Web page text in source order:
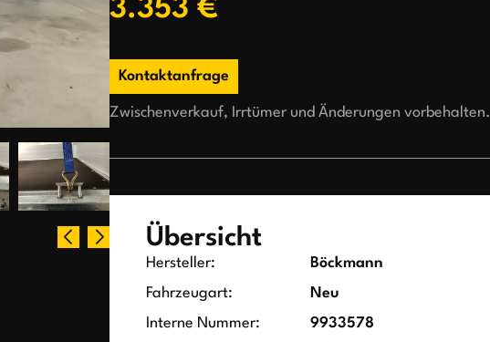
3.353 €
Kontaktanfrage
Zwischenverkauf, Irrtümer und Änderungen vorbehalten.
Übersicht
Hersteller:
Böckmann
Fahrzeugart:
Neu
Interne Nummer:
9933578